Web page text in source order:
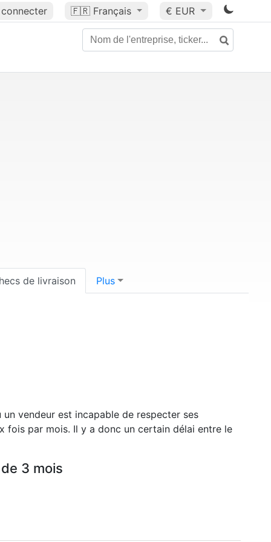
🇫🇷 Français € EUR
de livraison Plus
vendeur est incapable de respecter ses
fois par mois. Il y a donc un certain délai entre le
3 mois